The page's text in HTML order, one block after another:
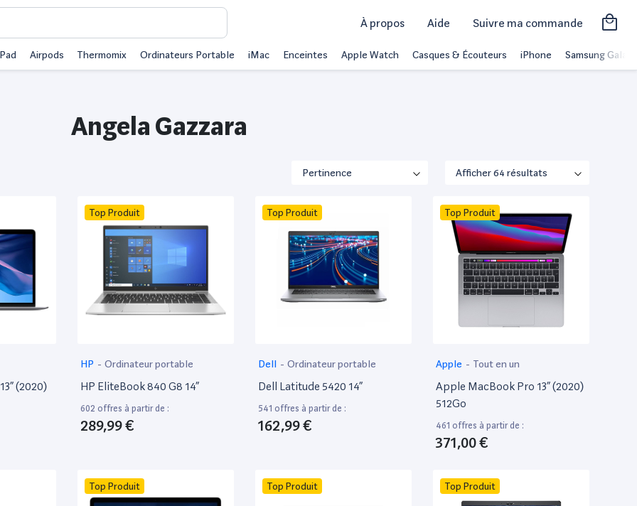
À propos Aide Suivre ma commande
Airpods Thermomix Ordinateurs Portable iMac Enceintes Apple Watch Casques & Écouteurs iPhone Samsung Galaxy
Angela Gazzara
(2020)
Top Produit
HP - Ordinateur portable
HP EliteBook 840 G8 14”
602 offres à partir de :
289,99 €
Top Produit
Dell - Ordinateur portable
Dell Latitude 5420 14”
541 offres à partir de :
162,99 €
Top Produit
Apple - Tout en un
Apple MacBook Pro 13” (2020)
512Go
461 offres à partir de :
371,00 €
Top Produit Top Produit Top Produit